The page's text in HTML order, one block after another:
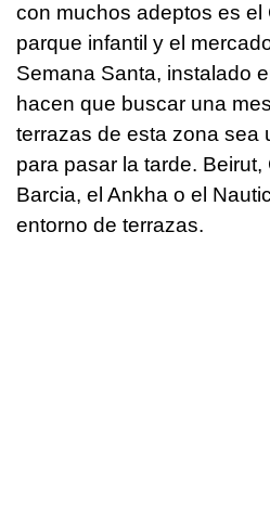
con muchos adeptos es el
parque infantil y el
Semana Santa, instalado
hacen que buscar una
terrazas de esta zona sea
para pasar la tarde. Beirut,
Barcia, el Ankha o el
entorno de terrazas.